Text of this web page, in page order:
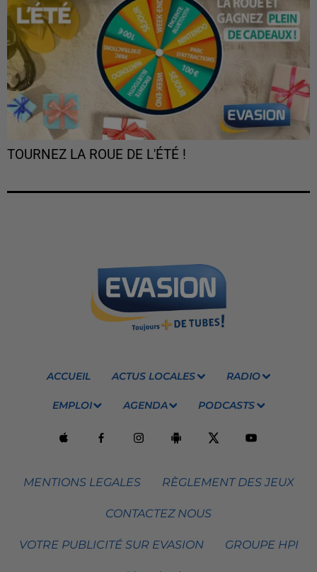
TOURNEZ LA ROUE DE L'ÉTÉ !
ACCUEIL ACTUS LOCALES RADIO
EMPLOI AGENDA PODCASTS
MENTIONS LEGALES RÈGLEMENT DES JEUX
CONTACTEZ NOUS
VOTRE PUBLICITÉ SUR EVASION GROUPE HPI